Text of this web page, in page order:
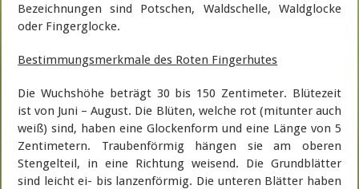
Bezeichnungen sind Potschen, Waldschelle, Waldglocke
oder Fingerglocke.
Bestimmungsmerkmale des Roten Fingerhutes
Die Wuchshöhe beträgt 30 bis 150 Zentimeter. Blütezeit
ist von Juni – August. Die Blüten, welche rot (mitunter auch
weiß) sind, haben eine Glockenform und eine Länge von 5
Zentimetern. Traubenförmig hängen sie am oberen
Stengelteil, in eine Richtung weisend. Die Grundblätter
sind leicht ei- bis lanzenförmig. Die unteren Blätter haben